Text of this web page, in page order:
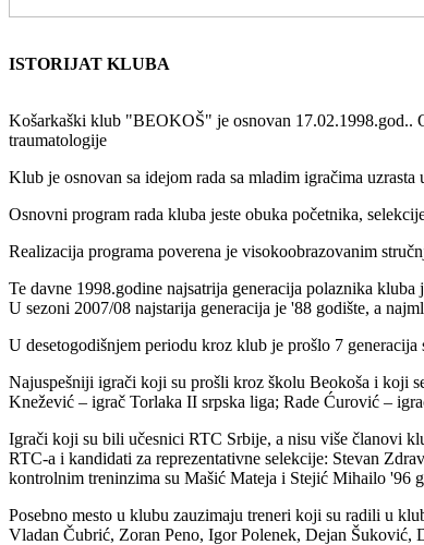
ISTORIJAT KLUBA
Košarkaški klub "BEOKOŠ" je osnovan 17.02.1998.god..
traumatologije
Klub je osnovan sa idejom rada sa mladim igračima
Osnovni program rada kluba jeste obuka početnika,
Realizacija programa poverena je visokoobrazovanim
Te davne 1998.godine najsatrija generacija polaznika
U sezoni 2007/08 najstarija generacija je '88 godište, a
U desetogodišnjem periodu kroz klub je prošlo 7
Najuspešniji igrači koji su prošli kroz školu Beokoša i koji
Knežević – igrač Torlaka II srpska liga; Rade Ćurović –
Igrači koji su bili učesnici RTC Srbije, a nisu više članovi
RTC-a i kandidati za reprezentativne selekcije: Stevan
kontrolnim treninzima su Mašić Mateja i Stejić Mihailo '96
Posebno mesto u klubu zauzimaju treneri koji su radili u
Vladan Čubrić, Zoran Peno, Igor Polenek, Dejan Šuković,